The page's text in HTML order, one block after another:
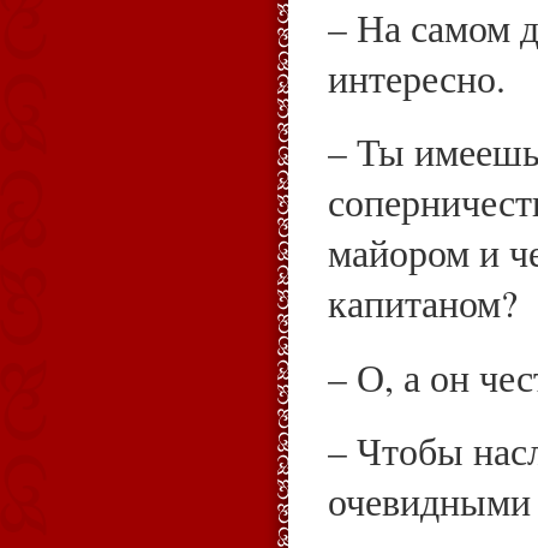
– На самом
интересно.
– Ты
майором и
капитаном?
– О, а он
– Чтобы